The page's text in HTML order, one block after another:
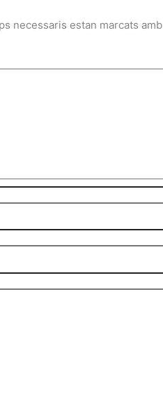
necessaris estan marcats amb